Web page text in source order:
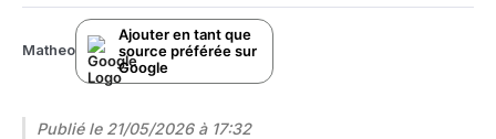
Matheo
Ajouter en tant que
source préférée sur
Google
Publié le 21/05/2026 à 17:32